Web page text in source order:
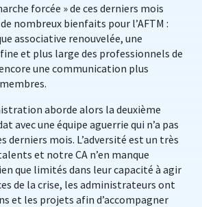
forcée » de ces derniers mois
nombreux bienfaits pour l’AFTM :
associative renouvelée, une
et plus large des professionnels de
une communication plus
aborde alors la deuxième
avec une équipe aguerrie qui n’a pas
derniers mois. L’adversité est un très
et notre CA n’en manque
que limités dans leur capacité à agir
de la crise, les administrateurs ont
et les projets afin d’accompagner